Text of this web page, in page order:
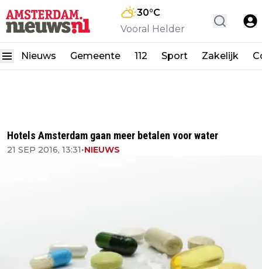
30°C
Vooral Helder
Nieuws Gemeente 112 Sport Zakelijk
Hotels Amsterdam gaan meer betalen voor water
21 SEP 2016, 13:31•NIEUWS